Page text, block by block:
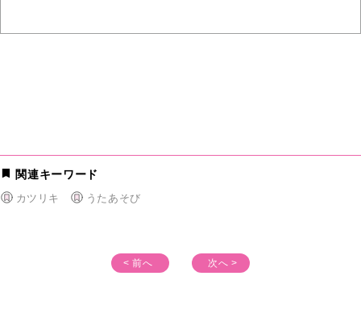
関連キーワード
カツリキ うたあそび
< 前へ 次へ >